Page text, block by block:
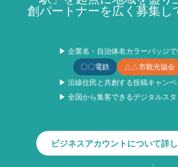
創パートナーを広く募集し
▶ 企業名・自治体名カラーバッジで
〇〇電鉄
△△市観光協会
▶ 沿線住民と共創する投稿キャンペ
▶ 全国から集客できるデジタルスタ
ビジネスアカウントについて詳